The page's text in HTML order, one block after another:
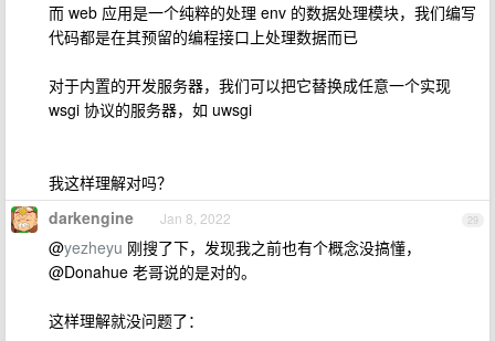
而 web 应用是一个纯粹的处理 env 的数据处理模块，我们编写
代码都是在其预留的编程接口上处理数据而已
对于内置的开发服务器，我们可以把它替换成任意一个实现
wsgi 协议的服务器，如 uwsgi
我这样理解对吗？
29
darkengine Jan 8, 2022
@yezheyu 刚搜了下，发现我之前也有个概念没搞懂，
@Donahue 老哥说的是对的。
这样理解就没问题了：